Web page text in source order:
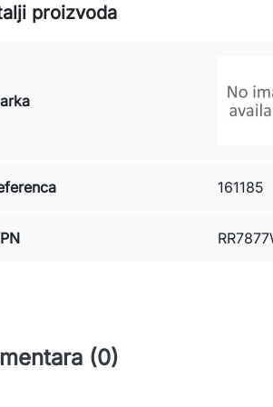
proizvoda
161185
(0)